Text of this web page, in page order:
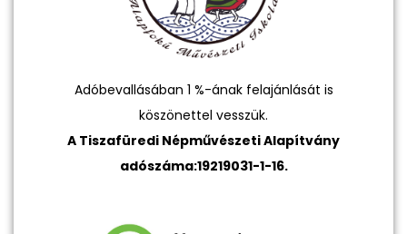
Adóbevallásában 1 %-ának felajánlását is
köszönettel vesszük.
A Tiszafüredi Népművészeti Alapítvány
adószáma:19219031-1-16.